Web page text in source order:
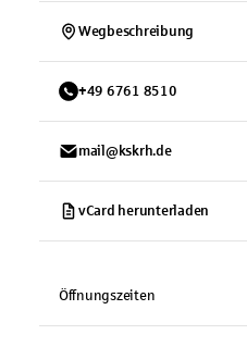
Wegbeschreibung
+49 6761 8510
mail@kskrh.de
vCard herunterladen
Öffnungszeiten